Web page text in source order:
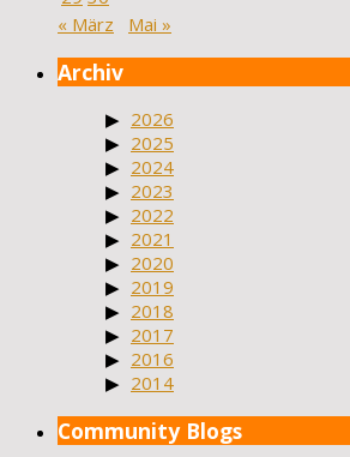
« März
Mai »
Archiv
2026
2025
2024
2023
2022
2021
2020
2019
2018
2017
2016
2014
Community Blogs